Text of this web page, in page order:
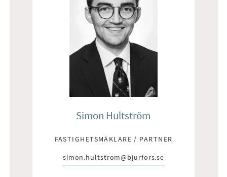
Simon Hultström
FASTIGHETSMÄKLARE / PARTNER
E-post:
simon.hultstrom@bjurfors.se